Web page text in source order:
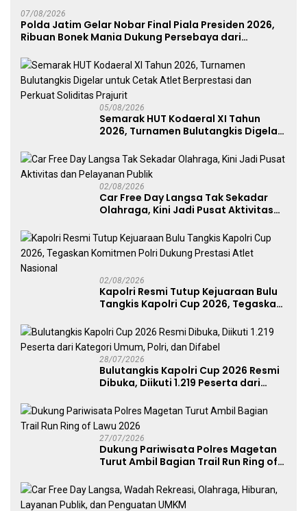
07/08/2026
Polda Jatim Gelar Nobar Final Piala Presiden 2026,
Ribuan Bonek Mania Dukung Persebaya dari
05/08/2026
Semarak HUT Kodaeral XI Tahun
2026, Turnamen Bulutangkis Digelar
Perkuat Soliditas Prajurit
02/08/2026
Car Free Day Langsa Tak Sekadar
Olahraga, Kini Jadi Pusat Aktivitas
02/08/2026
Kapolri Resmi Tutup Kejuaraan Bulu
Tangkis Kapolri Cup 2026, Tegaskan
Atlet Nasional
28/07/2026
Bulutangkis Kapolri Cup 2026 Resmi
Dibuka, Diikuti 1.219 Peserta dari
27/07/2026
Dukung Pariwisata Polres Magetan
Turut Ambil Bagian Trail Run Ring of